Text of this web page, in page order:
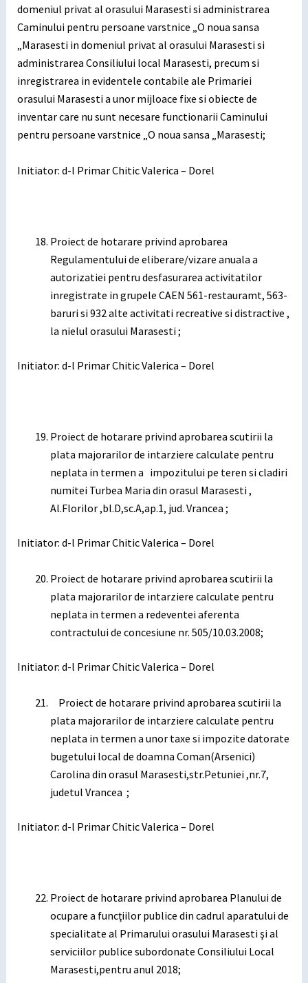
domeniul privat al orasului Marasesti si administrarea
Caminului pentru persoane varstnice „O noua sansa
„Marasesti in domeniul privat al orasului Marasesti si
administrarea Consiliului local Marasesti, precum si
inregistrarea in evidentele contabile ale Primariei
orasului Marasesti a unor mijloace fixe si obiecte de
inventar care nu sunt necesare functionarii Caminului
pentru persoane varstnice „O noua sansa „Marasesti;
Initiator: d-l Primar Chitic Valerica – Dorel
Proiect de hotarare privind aprobarea
Regulamentului de eliberare/vizare anuala a
autorizatiei pentru desfasurarea activitatilor
inregistrate in grupele CAEN 561-restauramt, 563-
baruri si 932 alte activitati recreative si distractive ,
la nielul orasului Marasesti ;
Initiator: d-l Primar Chitic Valerica – Dorel
Proiect de hotarare privind aprobarea scutirii la
plata majorarilor de intarziere calculate pentru
neplata in termen a impozitului pe teren si cladiri
numitei Turbea Maria din orasul Marasesti ,
Al.Florilor ,bl.D,sc.A,ap.1, jud. Vrancea ;
Initiator: d-l Primar Chitic Valerica – Dorel
Proiect de hotarare privind aprobarea scutirii la
plata majorarilor de intarziere calculate pentru
neplata in termen a redeventei aferenta
contractului de concesiune nr. 505/10.03.2008;
Initiator: d-l Primar Chitic Valerica – Dorel
Proiect de hotarare privind aprobarea scutirii la
plata majorarilor de intarziere calculate pentru
neplata in termen a unor taxe si impozite datorate
bugetului local de doamna Coman(Arsenici)
Carolina din orasul Marasesti,str.Petuniei ,nr.7,
judetul Vrancea ;
Initiator: d-l Primar Chitic Valerica – Dorel
Proiect de hotarare privind aprobarea Planului de
ocupare a funcţiilor publice din cadrul aparatului de
specialitate al Primarului orasului Marasesti şi al
serviciilor publice subordonate Consiliului Local
Marasesti,pentru anul 2018;